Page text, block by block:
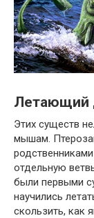
Летающий
Этих существ
мышам.
отдельную
были первыми
научились
скользить, как